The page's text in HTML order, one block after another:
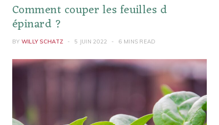
Comment couper les feuilles d
épinard ?
BY WILLY SCHATZ 5 JUIN 2022 6 MINS READ